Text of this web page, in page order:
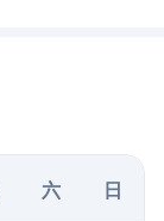
六 日